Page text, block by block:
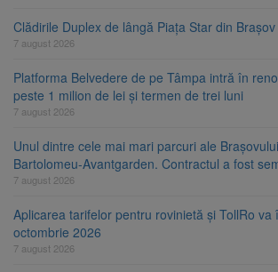
Clădirile Duplex de lângă Piața Star din
7 august 2026
Platforma Belvedere de pe Tâmpa intră în
peste 1 milion de lei și termen de trei luni
7 august 2026
Unul dintre cele mai mari parcuri ale
Bartolomeu-Avantgarden. Contractul a fost
7 august 2026
Aplicarea tarifelor pentru rovinietă și TollRo va
octombrie 2026
7 august 2026